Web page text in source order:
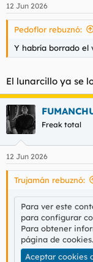
e
s
12 Jun 2026
Pedoflor rebuznó:
Y habría borrado el
El lunarcillo ya se
Freak total
12 Jun 2026
Trujamán rebuznó:
Para ver este
para configurar
Para obtener
página de cookies.
Aceptar cookies